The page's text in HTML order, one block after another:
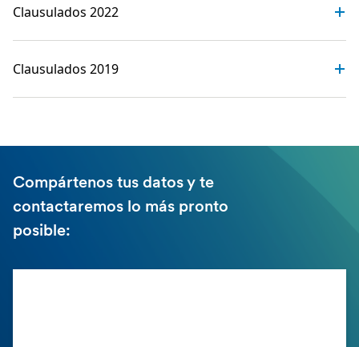
Clausulados 2022
Clausulados 2019
Compártenos tus datos y te
contactaremos lo más pronto
posible: